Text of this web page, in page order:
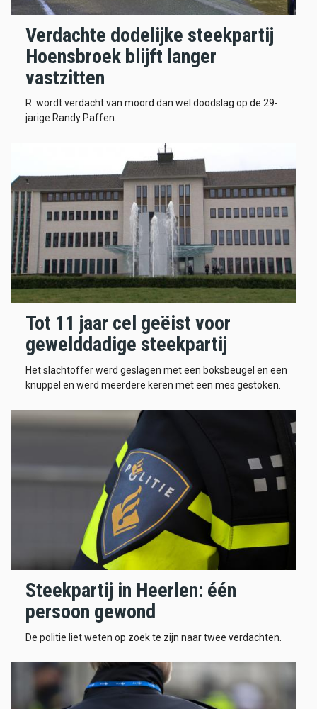
Verdachte dodelijke steekpartij
Hoensbroek blijft langer
vastzitten
R. wordt verdacht van moord dan wel doodslag op de 29-
jarige Randy Paffen.
Tot 11 jaar cel geëist voor
gewelddadige steekpartij
Het slachtoffer werd geslagen met een boksbeugel en een
knuppel en werd meerdere keren met een mes gestoken.
Steekpartij in Heerlen: één
persoon gewond
De politie liet weten op zoek te zijn naar twee verdachten.